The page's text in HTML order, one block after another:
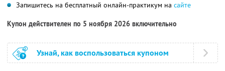
Запишитесь на бесплатный онлайн-практикум на сайте
Купон действителен по 5 ноября 2026 включительно
Узнай, как воспользоваться купоном